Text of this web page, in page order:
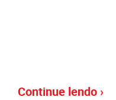
Continue lendo ›